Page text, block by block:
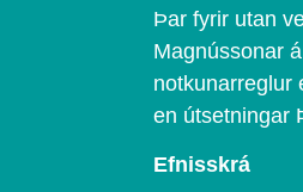
Þar fyrir utan
Magnússonar
notkunarreglur
en útsetningar
Efnisskrá